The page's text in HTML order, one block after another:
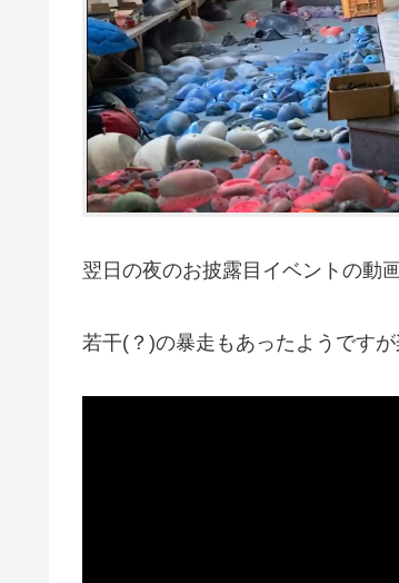
翌日の夜のお披露目イベントの動
若干(？)の暴走もあったようです